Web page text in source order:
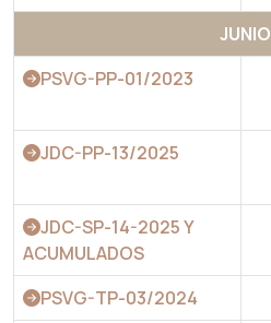
JUNIO
PSVG-PP-01/2023
JDC-PP-13/2025
JDC-SP-14-2025 Y
ACUMULADOS
PSVG-TP-03/2024